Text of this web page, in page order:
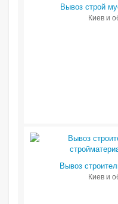
Вывоз строй
Киев и
Вывоз
Киев и